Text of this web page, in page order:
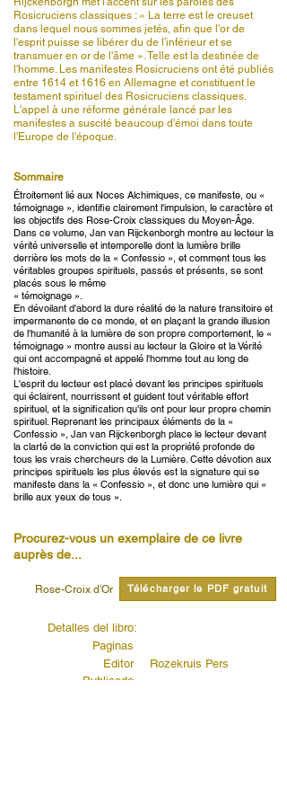
Rosicruciens classiques : « La terre est le creuset
dans lequel nous sommes jetés, afin que l'or de
l'esprit puisse se libérer du de l'inférieur et se
transmuer en or de l'âme ». Telle est la destinée de
l'homme. Les manifestes Rosicruciens ont été publiés
entre 1614 et 1616 en Allemagne et constituent le
testament spirituel des Rosicruciens classiques.
L'appel à une réforme générale lancé par les
manifestes a suscité beaucoup d'émoi dans toute
l'Europe de l'époque.
Sommaire
Étroitement lié aux Noces Alchimiques, ce manifeste, ou «
témoignage », identifie clairement l'impulsion, le caractère et
les objectifs des Rose-Croix classiques du Moyen-Âge.
Dans ce volume, Jan van Rijckenborgh montre au lecteur la
vérité universelle et intemporelle dont la lumière brille
derrière les mots de la « Confessio », et comment tous les
véritables groupes spirituels, passés et présents, se sont
placés sous le même
« témoignage ».
En dévoilant d'abord la dure réalité de la nature transitoire et
impermanente de ce monde, et en plaçant la grande illusion
de l'humanité à la lumière de son propre comportement, le «
témoignage » montre aussi au lecteur la Gloire et la Vérité
qui ont accompagné et appelé l'homme tout au long de
l'histoire.
L'esprit du lecteur est placé devant les principes spirituels
qui éclairent, nourrissent et guident tout véritable effort
spirituel, et la signification qu'ils ont pour leur propre chemin
spirituel. Reprenant les principaux éléments de la «
Confessio », Jan van Rijckenborgh place le lecteur devant
la clarté de la conviction qui est la propriété profonde de
tous les vrais chercheurs de la Lumière. Cette dévotion aux
principes spirituels les plus élevés est la signature qui se
manifeste dans la « Confessio », et donc une lumière qui «
brille aux yeux de tous ».
Procurez-vous un exemplaire de ce livre
auprès de...
Rose-Croix d'Or Télécharger le PDF gratuit
Detalles del libro:
Paginas
Editor
Publicado
Rozekruis Pers